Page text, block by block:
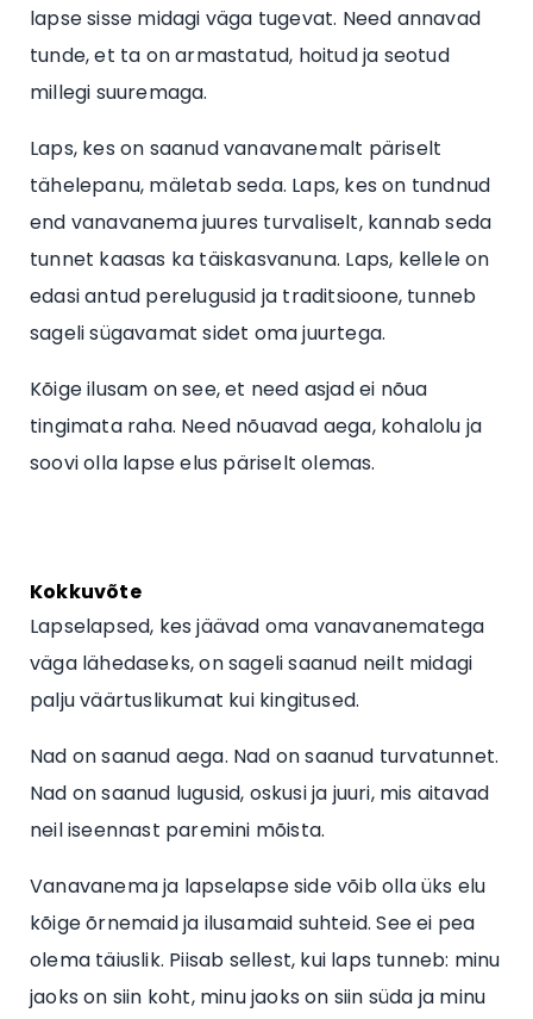
lapse sisse midagi väga tugevat. Need annavad
tunde, et ta on armastatud, hoitud ja seotud
millegi suuremaga.
Laps, kes on saanud vanavanemalt päriselt
tähelepanu, mäletab seda. Laps, kes on tundnud
end vanavanema juures turvaliselt, kannab seda
tunnet kaasas ka täiskasvanuna. Laps, kellele on
edasi antud perelugusid ja traditsioone, tunneb
sageli sügavamat sidet oma juurtega.
Kõige ilusam on see, et need asjad ei nõua
tingimata raha. Need nõuavad aega, kohalolu ja
soovi olla lapse elus päriselt olemas.
Kokkuvõte
Lapselapsed, kes jäävad oma vanavanematega
väga lähedaseks, on sageli saanud neilt midagi
palju väärtuslikumat kui kingitused.
Nad on saanud aega. Nad on saanud turvatunnet.
Nad on saanud lugusid, oskusi ja juuri, mis aitavad
neil iseennast paremini mõista.
Vanavanema ja lapselapse side võib olla üks elu
kõige õrnemaid ja ilusamaid suhteid. See ei pea
olema täiuslik. Piisab sellest, kui laps tunneb: minu
jaoks on siin koht, minu jaoks on siin süda ja minu